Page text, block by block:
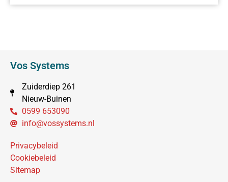
Vos Systems
Zuiderdiep 261
Nieuw-Buinen
0599 653090
info@vossystems.nl
Privacybeleid
Cookiebeleid
Sitemap